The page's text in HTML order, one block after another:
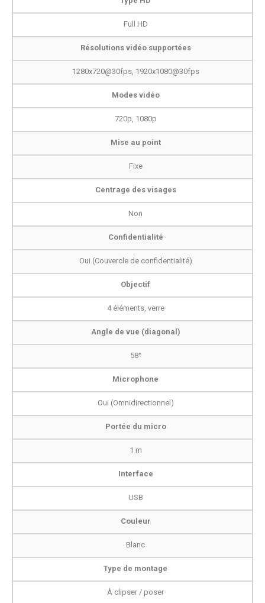
Full HD
Résolutions vidéo supportées
1280x720@30fps, 1920x1080@30fps
Modes vidéo
720p, 1080p
Mise au point
Fixe
Centrage des visages
Non
Confidentialité
Oui (Couvercle de confidentialité)
Objectif
4 éléments, verre
Angle de vue (diagonal)
58°
Microphone
Oui (Omnidirectionnel)
Portée du micro
1 m
Interface
USB
Couleur
Blanc
Type de montage
À clipser / poser